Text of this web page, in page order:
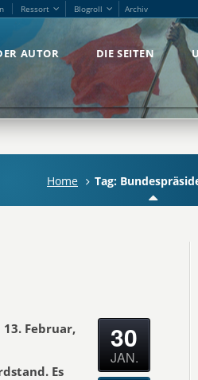
Ressort Blogroll Archiv
AUTOR DIE SEITEN
Home Tag:
Februar,
Es
30
JAN.
Ressort Blogroll Archiv
AUTOR DIE SEITEN